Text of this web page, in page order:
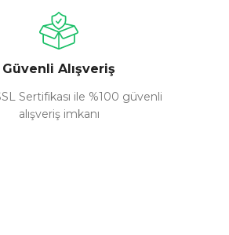
Güvenli Alışveriş
Sertifikası ile %100 güvenli
alışveriş imkanı